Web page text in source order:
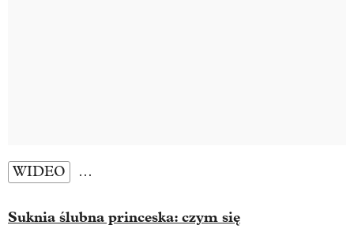
WIDEO …
Suknia ślubna princeska: czym się